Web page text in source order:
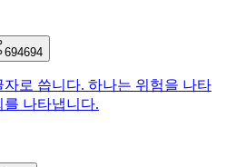
694694
로 씁니다. 하나는 위험을 나타
나타냅니다.